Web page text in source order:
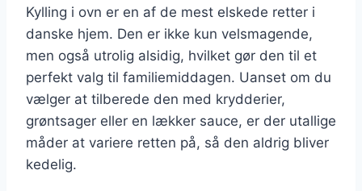
Kylling i ovn er en af de mest elskede retter i
danske hjem. Den er ikke kun velsmagende,
men også utrolig alsidig, hvilket gør den til et
perfekt valg til familiemiddagen. Uanset om du
vælger at tilberede den med krydderier,
grøntsager eller en lækker sauce, er der utallige
måder at variere retten på, så den aldrig bliver
kedelig.